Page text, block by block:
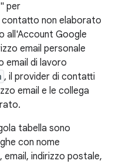
per
contatto non elaborato
all'Account Google
email personale
email di lavoro
, il provider di contatti
email e le collega
tabella sono
con nome
indirizzo postale,